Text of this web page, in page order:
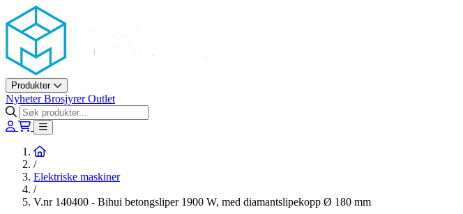
Askøy Murerverktøy AS
Produkter
NyheterBrosjyrerOutlet
Hjem
/
Elektriske maskiner
/
V.nr 140400 - Bihui betongsliper 1900 W, med diamantslipekopp Ø 180 mm